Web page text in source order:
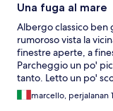
Una fuga al mare
Albergo classico ben
rumoroso vista la
finestre aperte, a
Parcheggio un po'
tanto. Letto un po'
colazione il ragazzino
sveglio. Il buffet
marcello, perjalanan